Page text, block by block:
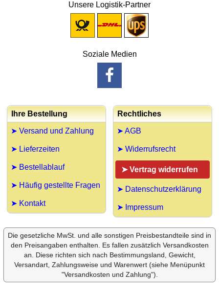
Unsere Logistik-Partner
Soziale Medien
Ihre Bestellung
➤ Versand und Zahlung
➤ Lieferzeiten
➤ Bestellablauf
➤ Häufig gestellte Fragen
➤ Kontakt
Rechtliches
➤ AGB
➤ Widerrufsrecht
➤ Vertrag widerrufen
➤ Datenschutzerklärung
➤ Impressum
Die gesetzliche MwSt. und alle sonstigen Preisbestandteile sind in
den Preisangaben enthalten. Es fallen zusätzlich Versandkosten
an. Diese richten sich nach Bestimmungsland, Gewicht,
Versandart, Zahlungsweise und Warenwert (siehe Menüpunkt
"Versandkosten und Zahlung").